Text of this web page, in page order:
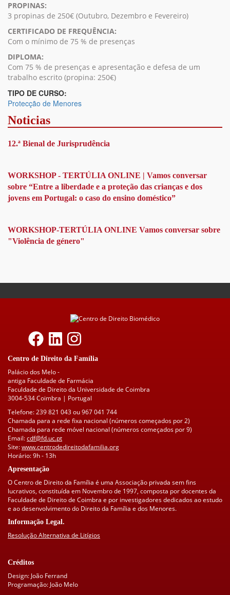
PROPINAS:
3 propinas de 250€ (Outubro, Dezembro e Fevereiro)
CERTIFICADO DE FREQUÊNCIA:
Com o mínimo de 75 % de presenças
DIPLOMA:
Com 75 % de presenças e apresentação e defesa de um
trabalho escrito (propina: 250€)
TIPO DE CURSO:
Protecção de Menores
Noticias
12.ª Bienal de Jurisprudência
WORKSHOP - TERTÚLIA ONLINE | Vamos conversar
sobre “Entre a liberdade e a proteção das crianças e dos
jovens em Portugal: o caso do ensino doméstico”
WORKSHOP-TERTÚLIA ONLINE Vamos conversar sobre
"Violência de género"
Centro de Direito da Família
Palácio dos Melo -
antiga Faculdade de Farmácia
Faculdade de Direito da Universidade de Coimbra
3004-534 Coimbra | Portugal
Telefone: 239 821 043 ou 967 041 744
Chamada para a rede fixa nacional (números começados por 2)
Chamada para rede móvel nacional (números começados por 9)
Email:cdf@fd.uc.pt
Site:www.centrodedireitodafamilia.org
Horário: 9h - 13h
Apresentação
O Centro de Direito da Família é uma Associação privada sem fins
lucrativos, constituída em Novembro de 1997, composta por docentes da
Faculdade de Direito de Coimbra e por investigadores dedicados ao estudo
e ao desenvolvimento do Direito da Família e dos Menores.
Informação Legal.
Resolução Alternativa de Litígios
Créditos
Design: João Ferrand
Programação: João Melo